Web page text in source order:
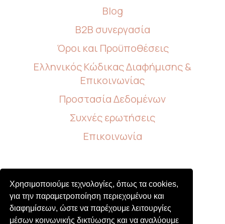
Χρησιμοποιούμε τεχνολογίες, όπως τα cookies,
για την παραμετροποίηση περιεχομένου και
διαφημίσεων, ώστε να παρέχουμε λειτουργίες
μέσων κοινωνικής δικτύωσης και να αναλύουμε
Blog
B2B συνεργασία
Όροι και Προϋποθέσεις
Ελληνικός Κώδικας Διαφήμισης &
Επικοινωνίας
Προστασία Δεδομένων
Συχνές ερωτήσεις
Επικοινωνία